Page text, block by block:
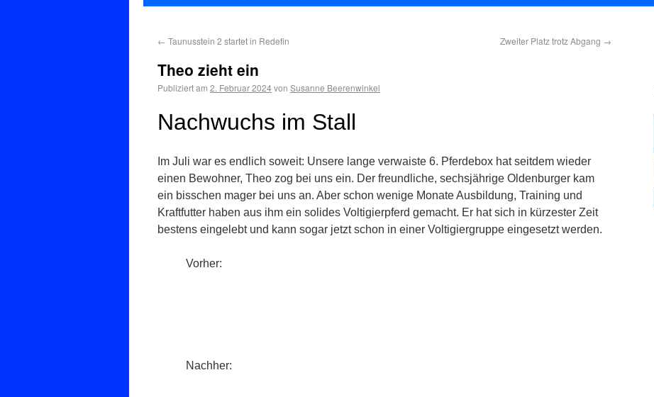
← Taunusstein 2 startet in Redefin Zweiter Platz trotz Abgang →
Theo zieht ein
Publiziert am 2. Februar 2024von Susanne Beerenwinkel
Nachwuchs im Stall
Im Juli war es endlich soweit: Unsere lange verwaiste 6. Pferdebox hat seitdem wieder
einen Bewohner, Theo zog bei uns ein. Der freundliche, sechsjährige Oldenburger kam
ein bisschen mager bei uns an. Aber schon wenige Monate Ausbildung, Training und
Kraftfutter haben aus ihm ein solides Voltigierpferd gemacht. Er hat sich in kürzester Zeit
bestens eingelebt und kann sogar jetzt schon in einer Voltigiergruppe eingesetzt werden.
Vorher:
Nachher: